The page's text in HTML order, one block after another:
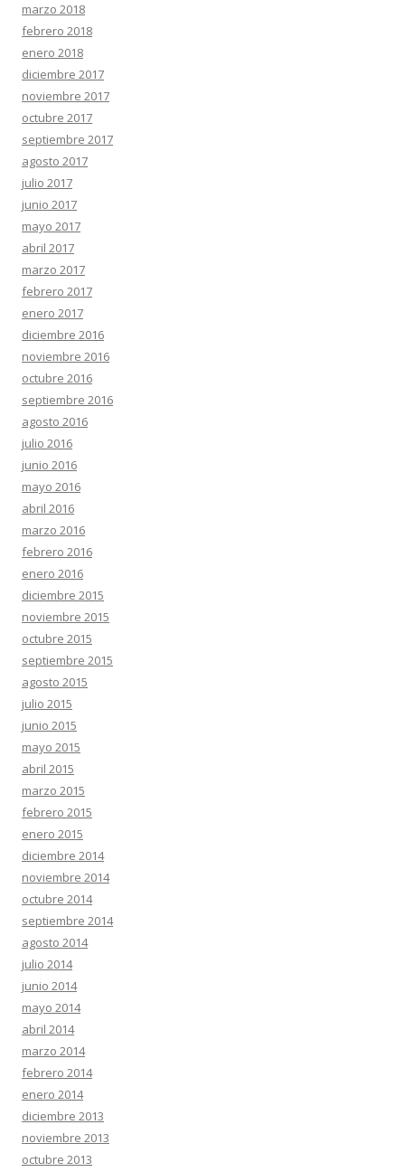
marzo 2018
febrero 2018
enero 2018
diciembre 2017
noviembre 2017
octubre 2017
septiembre 2017
agosto 2017
julio 2017
junio 2017
mayo 2017
abril 2017
marzo 2017
febrero 2017
enero 2017
diciembre 2016
noviembre 2016
octubre 2016
septiembre 2016
agosto 2016
julio 2016
junio 2016
mayo 2016
abril 2016
marzo 2016
febrero 2016
enero 2016
diciembre 2015
noviembre 2015
octubre 2015
septiembre 2015
agosto 2015
julio 2015
junio 2015
mayo 2015
abril 2015
marzo 2015
febrero 2015
enero 2015
diciembre 2014
noviembre 2014
octubre 2014
septiembre 2014
agosto 2014
julio 2014
junio 2014
mayo 2014
abril 2014
marzo 2014
febrero 2014
enero 2014
diciembre 2013
noviembre 2013
octubre 2013